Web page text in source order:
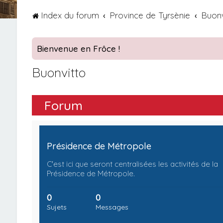
Index du forum Province de Tyrsènie
Bienvenue en Frôce !
Buonvitto
Forum
Présidence de Métropole
C'est ici que seront centralisées les activités de la
Présidence de Métropole.
0
Sujets
0
Messages